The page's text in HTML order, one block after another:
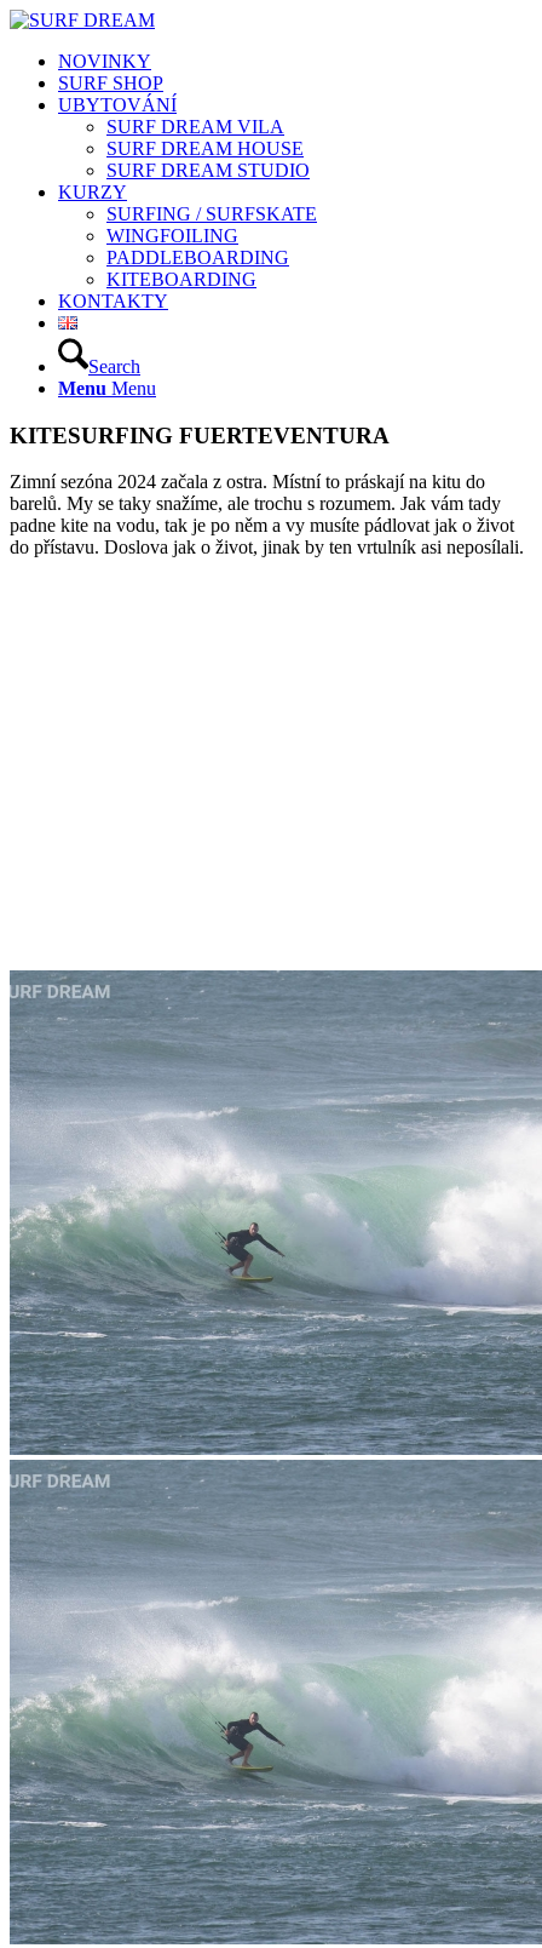
NOVINKY
SURF SHOP
UBYTOVÁNÍ
SURF DREAM VILA
SURF DREAM HOUSE
SURF DREAM STUDIO
KURZY
SURFING / SURFSKATE
WINGFOILING
PADDLEBOARDING
KITEBOARDING
KONTAKTY
Search
Menu Menu
KITESURFING FUERTEVENTURA
Zimní sezóna 2024 začala z ostra. Místní to práskají na kitu do
barelů. My se taky snažíme, ale trochu s rozumem. Jak vám tady
padne kite na vodu, tak je po něm a vy musíte pádlovat jak o život
do přístavu. Doslova jak o život, jinak by ten vrtulník asi neposílali.